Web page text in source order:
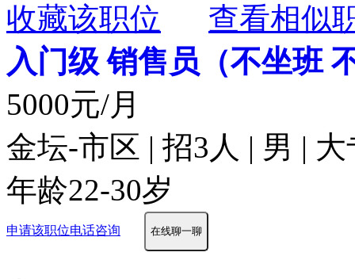
收藏该职位
查看相似
入门级 销售员（不坐班
5000元/月
金坛-市区 | 招3人 | 男 |
年龄22-30岁
申请该职位电话咨询 在线聊一聊